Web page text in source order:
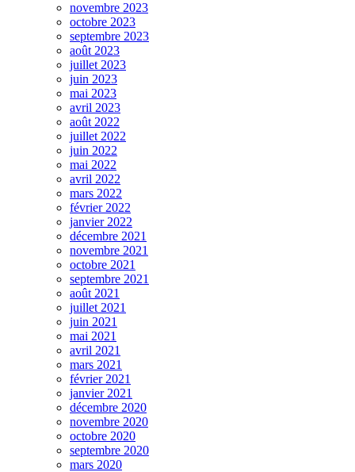
novembre 2023
octobre 2023
septembre 2023
août 2023
juillet 2023
juin 2023
mai 2023
avril 2023
août 2022
juillet 2022
juin 2022
mai 2022
avril 2022
mars 2022
février 2022
janvier 2022
décembre 2021
novembre 2021
octobre 2021
septembre 2021
août 2021
juillet 2021
juin 2021
mai 2021
avril 2021
mars 2021
février 2021
janvier 2021
décembre 2020
novembre 2020
octobre 2020
septembre 2020
mars 2020